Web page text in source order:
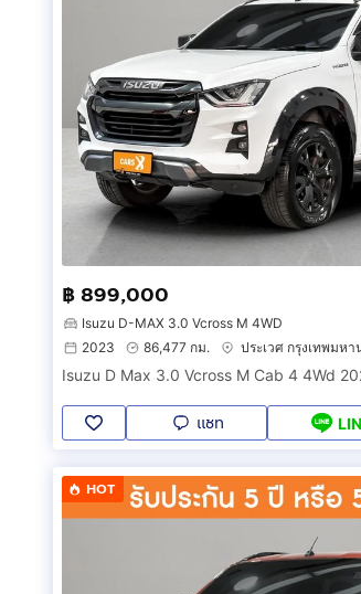
Brake System (ระบบเบรก) : ระบบป้อ
ระบบกระจายแรงเบรก EBD
ระบบเสริมแรงเบรก BA
Front Light (ไฟหน้า) : ไฟหน้า
Daytime Running Light (ไฟ DRL) :
Tail Light (ไฟท้าย) : ไฟท้าย LED พร้อ
Rear Spoiler (ประเภทของสปอยเลอร์หลั
Car Antenna (รูปแบบของเสาอากาศ) :
Car Wheels (ล้อ-ขนาด) : ล้ออัลลอย ข
Interior Color (สีภายในห้องโดยสาร)
Steering System (ระบบบังคับเลี้ยว) :
Seats Detail (ประเภทเบาะ) : เบาะนั่
Driver Seat (การปรับตำแหน่งที่นั่งคน
Passenger Seat (การปรับตำแหน่งที่
ระบบสั่งงานด้วยเสียง Voice
ระบบเชื่อมต่อไร้สาย Bluetooth
ช่องเชื่อมต่อ AUX
ช่องเชื่อมต่อ USB
สวิตซ์ควบคุมเครื่องเสียงบนพวงมาลัย
Charging Equipment (อุปกรณ์ชาร์จ
฿ 899,000
Isuzu D-MAX 3.0 Vcross M 4WD
2023
86,477 กม. ประเวศ กรุงเทพมหา
Isuzu D Max 3.0 Vcross M Cab 4 4Wd
แชท
HOT